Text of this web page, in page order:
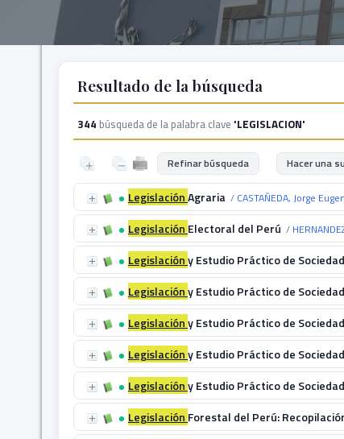
Resultado de la búsqueda
344 búsqueda de la palabra clave 'LEGISLACION'
Refinar búsqueda Hacer una
LegislaciónAgraria / CASTAÑEDA, Jorge
Legislación Electoral del Perú /
Legislacióny Estudio Práctico de
Legislacióny Estudio Práctico de
Legislacióny Estudio Práctico de
Legislacióny Estudio Práctico de
Legislacióny Estudio Práctico de
Legislación Forestal del Perú: